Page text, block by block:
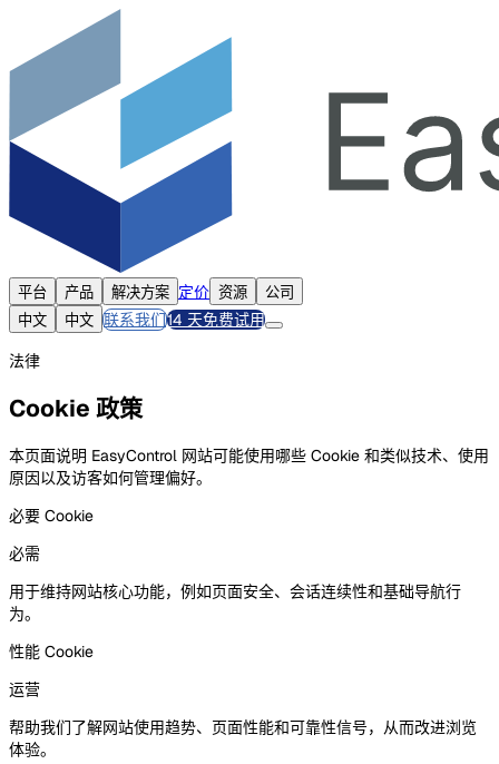
平台 产品 解决方案 定价 资源
公司
中文
中文 联系我们14 天免费试用
法律
Cookie 政策
本页面说明 EasyControl 网站可能使用哪些 Cookie 和类似技术、使用
原因以及访客如何管理偏好。
必要 Cookie
必需
用于维持网站核心功能，例如页面安全、会话连续性和基础导航行
为。
性能 Cookie
运营
帮助我们了解网站使用趋势、页面性能和可靠性信号，从而改进浏览
体验。